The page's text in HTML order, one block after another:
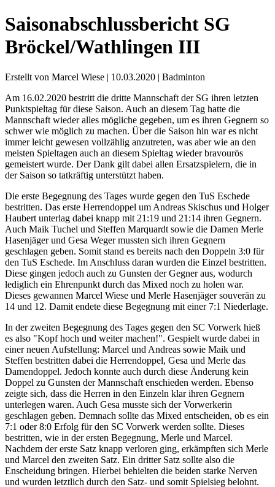
Saisonabschlussbericht SG
Bröckel/Wathlingen III
Erstellt von Marcel Wiese | 10.03.2020 | Badminton
Am 16.02.2020 bestritt die dritte Mannschaft der SG ihren letzten
Punktspieltag für diese Saison. Auch an diesem Tag hatte die
Mannschaft wieder alles mögliche gegeben, um es ihren Gegnern so
schwer wie möglich zu machen. Über die Saison hin war es nicht
immer leicht gewesen vollzählig anzutreten, was aber wie an den
meisten Spieltagen auch an diesem Spieltag wieder bravourös
gemeistert wurde. Der Dank gilt dabei allen Ersatzspielern, die in
der Saison so tatkräftig unterstützt haben.
Die erste Begegnung des Tages wurde gegen den TuS Eschede
bestritten. Das erste Herrendoppel um Andreas Skischus und Holger
Haubert unterlag dabei knapp mit 21:19 und 21:14 ihren Gegnern.
Auch Maik Tuchel und Steffen Marquardt sowie die Damen Merle
Hasenjäger und Gesa Weger mussten sich ihren Gegnern
geschlagen geben. Somit stand es bereits nach den Doppeln 3:0 für
den TuS Eschede. Im Anschluss daran wurden die Einzel bestritten.
Diese gingen jedoch auch zu Gunsten der Gegner aus, wodurch
lediglich ein Ehrenpunkt durch das Mixed noch zu holen war.
Dieses gewannen Marcel Wiese und Merle Hasenjäger souverän zu
14 und 12. Damit endete diese Begegnung mit einer 7:1 Niederlage.
In der zweiten Begegnung des Tages gegen den SC Vorwerk hieß
es also "Kopf hoch und weiter machen!". Gespielt wurde dabei in
einer neuen Aufstellung: Marcel und Andreas sowie Maik und
Steffen bestritten dabei die Herrendoppel, Gesa und Merle das
Damendoppel. Jedoch konnte auch durch diese Änderung kein
Doppel zu Gunsten der Mannschaft enschieden werden. Ebenso
zeigte sich, dass die Herren in den Einzeln klar ihren Gegnern
unterlegen waren. Auch Gesa musste sich der Vorwerkerin
geschlagen geben. Demnach sollte das Mixed entscheiden, ob es ein
7:1 oder 8:0 Erfolg für den SC Vorwerk werden sollte. Dieses
bestritten, wie in der ersten Begegnung, Merle und Marcel.
Nachdem der erste Satz knapp verloren ging, erkämpften sich Merle
und Marcel den zweiten Satz. Ein dritter Satz sollte also die
Enscheidung bringen. Hierbei behielten die beiden starke Nerven
und wurden letztlich durch den Satz- und somit Spielsieg belohnt.